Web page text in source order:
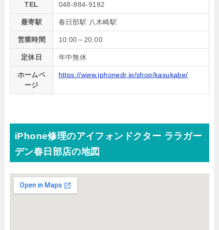
TEL 048-884-9182
最寄駅 春日部駅 八木崎駅
営業時間 10:00～20:00
定休日 年中無休
ホームペ
ージ
https://www.iphonedr.jp/shop/kasukabe/
iPhone修理のアイフォンドクター ララガー
デン春日部店の地図